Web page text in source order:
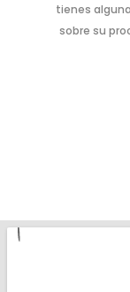
tienes
sobre su